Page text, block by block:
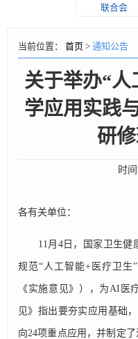
联合会
当前位置： 首页 > 通知公告
关于举办“
学应用实践
研
时间
各有关单位：
11月4日，国家卫生健
规范“人工智能+医疗卫生
《实施意见》），为AI医
见》指出要夯实应用基础
向24项重点应用，并制定